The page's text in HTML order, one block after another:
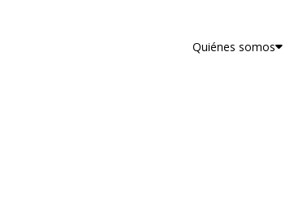
Quiénes somos